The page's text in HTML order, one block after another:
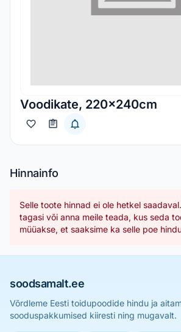
Voodikate, 220x240cm
Hinnainfo
Selle toote hinnad ei ole hetkel
tagasi või anna meile teada, kus seda
müüakse, et saaksime ka selle poe
soodsamalt.ee
Võrdleme Eesti toidupoodide hindu ja
sooduspakkumised kiiresti ning mugavalt.